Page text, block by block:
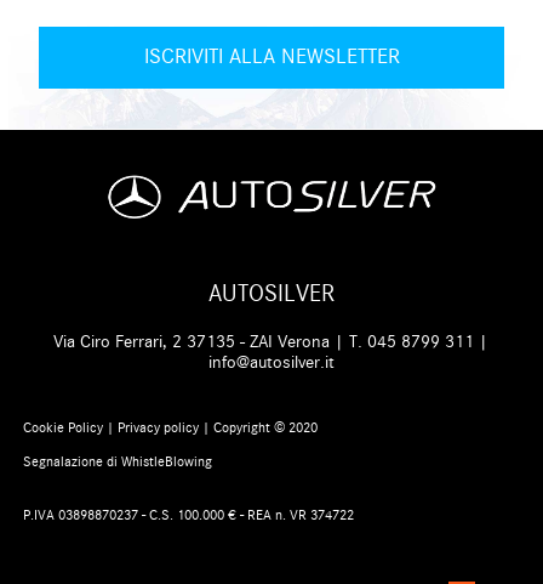
AUTOSILVER
Via Ciro Ferrari, 2 37135 - ZAI Verona | T.045 8799 311 |
info@autosilver.it
Cookie Policy | Privacy policy| Copyright © 2020
Segnalazione di WhistleBlowing
P.IVA 03898870237 - C.S. 100.000 € - REA n. VR 374722